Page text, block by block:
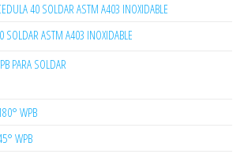
40 SOLDAR ASTM A403 INOXIDABLE
SOLDAR ASTM A403 INOXIDABLE
PARA SOLDAR
WPB
WPB